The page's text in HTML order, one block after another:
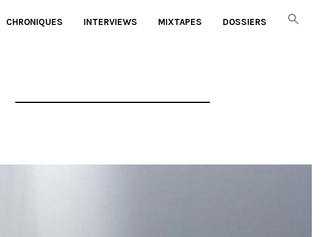
CHRONIQUES INTERVIEWS MIXTAPES DOSSIERS